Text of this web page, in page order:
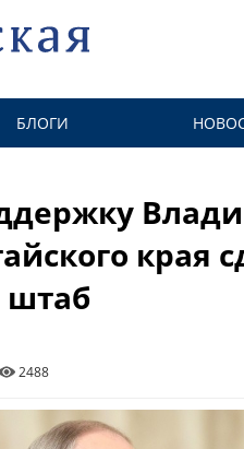
БЛОГИ
края
штаб
2488